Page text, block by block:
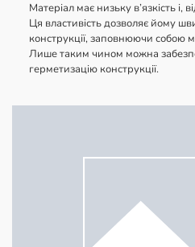
Матеріал має низьку в’язкість і,
Ця властивість дозволяє йому
конструкції, заповнюючи собою
Лише таким чином можна
герметизацію конструкції.